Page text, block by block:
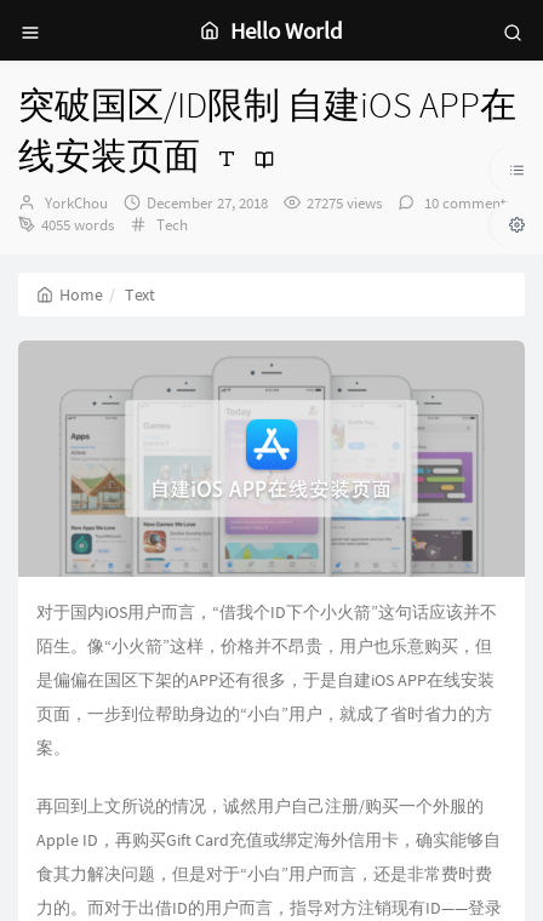
Hello World
突破国区/ID限制 自建iOS APP在
线安装页面
Author：
YorkChou
发
布
December 27, 2018 27275 views
10 comments
4055 words
Categories：
Tech
Home Text
对于国内iOS用户而言，“借我个ID下个小火箭”这句话应该并不
陌生。像“小火箭”这样，价格并不昂贵，用户也乐意购买，但
是偏偏在国区下架的APP还有很多，于是自建iOS APP在线安装
页面，一步到位帮助身边的“小白”用户，就成了省时省力的方
案。
再回到上文所说的情况，诚然用户自己注册/购买一个外服的
Apple ID，再购买Gift Card充值或绑定海外信用卡，确实能够自
食其力解决问题，但是对于“小白”用户而言，还是非常费时费
力的。而对于出借ID的用户而言，指导对方注销现有ID——登录